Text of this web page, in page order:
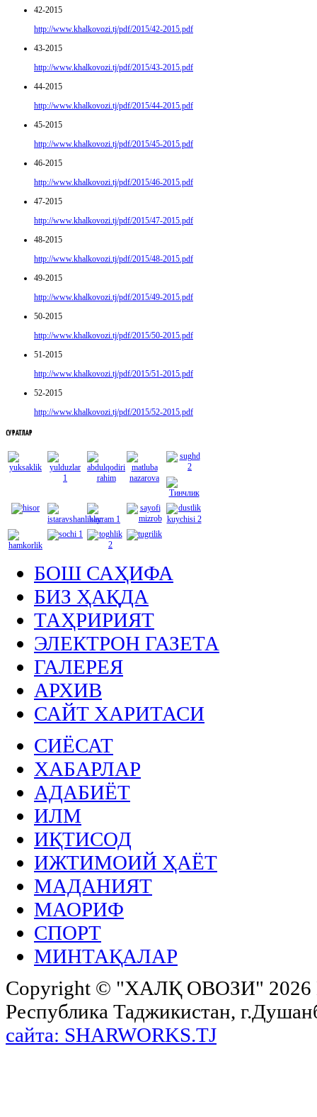
42-2015
http://www.khalkovozi.tj/pdf/2015/42-2015.pdf
43-2015
http://www.khalkovozi.tj/pdf/2015/43-2015.pdf
44-2015
http://www.khalkovozi.tj/pdf/2015/44-2015.pdf
45-2015
http://www.khalkovozi.tj/pdf/2015/45-2015.pdf
46-2015
http://www.khalkovozi.tj/pdf/2015/46-2015.pdf
47-2015
http://www.khalkovozi.tj/pdf/2015/47-2015.pdf
48-2015
http://www.khalkovozi.tj/pdf/2015/48-2015.pdf
49-2015
http://www.khalkovozi.tj/pdf/2015/49-2015.pdf
50-2015
http://www.khalkovozi.tj/pdf/2015/50-2015.pdf
51-2015
http://www.khalkovozi.tj/pdf/2015/51-2015.pdf
52-2015
http://www.khalkovozi.tj/pdf/2015/52-2015.pdf
СУРАТЛАР
БОШ САҲИФА
БИЗ ҲАҚДА
ТАҲРИРИЯТ
ЭЛЕКТРОН ГАЗЕТА
ГАЛЕРЕЯ
АРХИВ
САЙТ ХАРИТАСИ
СИЁСАТ
ХАБАРЛАР
АДАБИЁТ
ИЛМ
ИҚТИСОД
ИЖТИМОИЙ ҲАЁТ
МАДАНИЯТ
МАОРИФ
СПОРТ
МИНТАҚАЛАР
Copyright © "ХАЛҚ ОВОЗИ"
Республика Таджикистан,
сайта: SHARWORKS.TJ